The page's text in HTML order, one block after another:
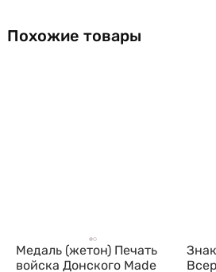
Похожие товары
Медаль (жетон) Печать
войска Донского Made